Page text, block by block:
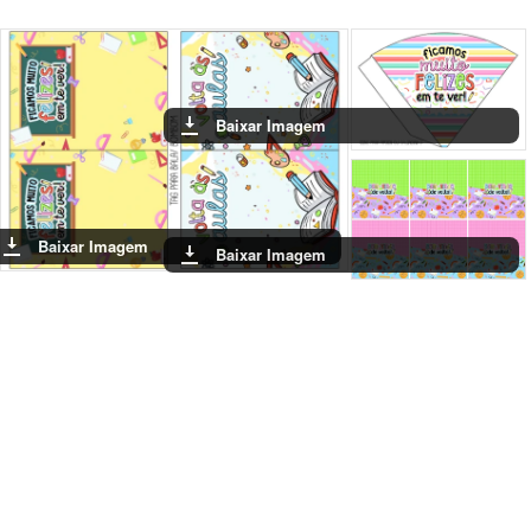
Baixar Imagem
Baixar Imagem
Baixar Imagem